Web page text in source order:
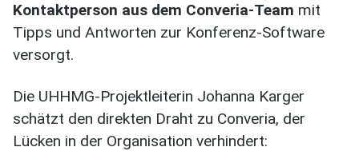
Kontaktperson aus dem Converia-Team mit
Tipps und Antworten zur Konferenz-Software
versorgt.
Die UHHMG-Projektleiterin Johanna Karger
schätzt den direkten Draht zu Converia, der
Lücken in der Organisation verhindert: